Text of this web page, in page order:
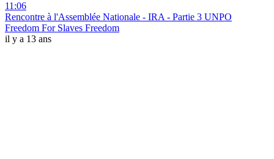
11:06
Rencontre à l'Assemblée Nationale - IRA - Partie 3 UNPO
Freedom For Slaves Freedom
il y a 13 ans